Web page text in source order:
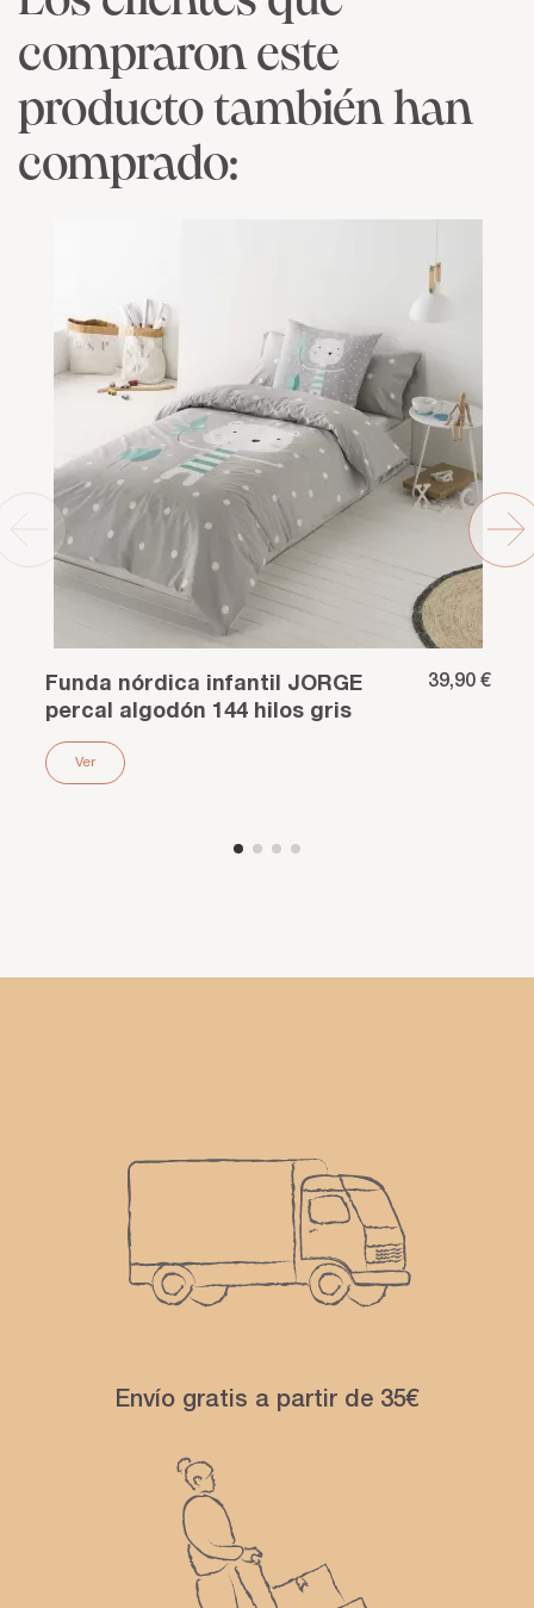
compraron este
producto también han
comprado:
Funda nórdica infantil JORGE
percal algodón 144 hilos gris
39,90 €
Ver
Envío gratis a partir de 35€